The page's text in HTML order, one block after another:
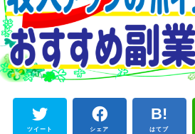
ツイート シェア はてブ